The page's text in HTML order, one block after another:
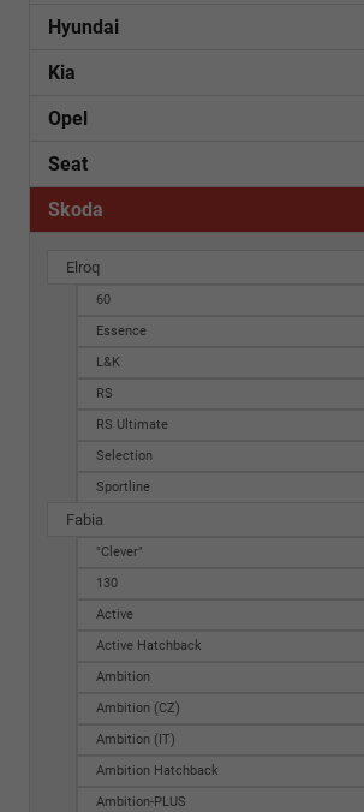
Hyundai
Kia
Opel
Seat
Skoda
Elroq
60
Essence
L&K
RS
RS Ultimate
Selection
Sportline
Fabia
"Clever"
130
Active
Active Hatchback
Ambition
Ambition (CZ)
Ambition (IT)
Ambition Hatchback
Ambition-PLUS